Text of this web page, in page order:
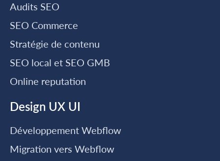
Audits SEO
SEO Commerce
Stratégie de contenu
SEO local et SEO GMB
Online reputation
Design UX UI
Développement Webflow
Migration vers Webflow